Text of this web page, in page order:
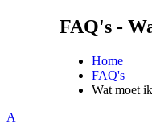
FAQ's -
Home
FAQ's
Wat moet
A